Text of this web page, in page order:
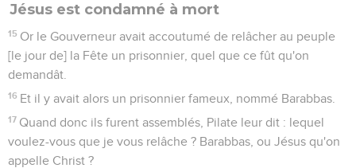
Jésus est condamné à mort
15 Or le Gouverneur avait accoutumé de relâcher au peuple
[le jour de] la Fête un prisonnier, quel que ce fût qu'on
demandât.
16 Et il y avait alors un prisonnier fameux, nommé Barabbas.
17 Quand donc ils furent assemblés, Pilate leur dit : lequel
voulez-vous que je vous relâche ? Barabbas, ou Jésus qu'on
appelle Christ ?